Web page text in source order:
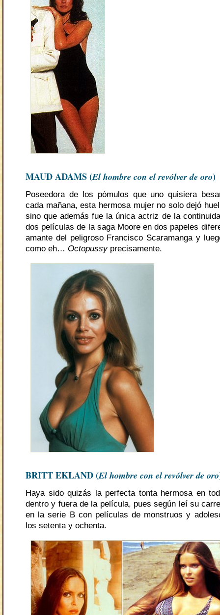
MAUD ADAMS (El hombre con el revólver de oro)
Poseedora de los pómulos que uno quisiera
cada mañana, esta hermosa mujer no solo dejó
sino que además fue la única actriz de la
dos películas de la saga Moore en dos papeles
amante del peligroso Francisco Scaramanga y
como eh… Octopussyprecisamente.
BRITT EKLAND (El hombre con el revólver de oro
Haya sido quizás la perfecta tonta hermosa en
dentro y fuera de la película, pues según leí su
en la serie B con películas de monstruos y
los setenta y ochenta.